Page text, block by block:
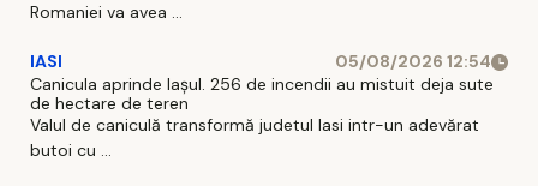
Romaniei va avea ...
IASI
05/08/2026 12:54
Canicula aprinde Iașul. 256 de incendii au mistuit deja sute
de hectare de teren
Valul de caniculă transformă judetul Iasi intr-un adevărat
butoi cu ...